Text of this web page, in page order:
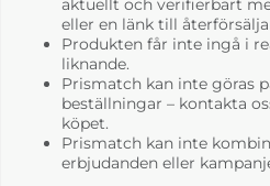
aktuellt och verifierbart
eller en länk till
Produkten får inte ingå i
liknande.
Prismatch kan inte göras
beställningar – kontakta
köpet.
Prismatch kan inte
erbjudanden eller